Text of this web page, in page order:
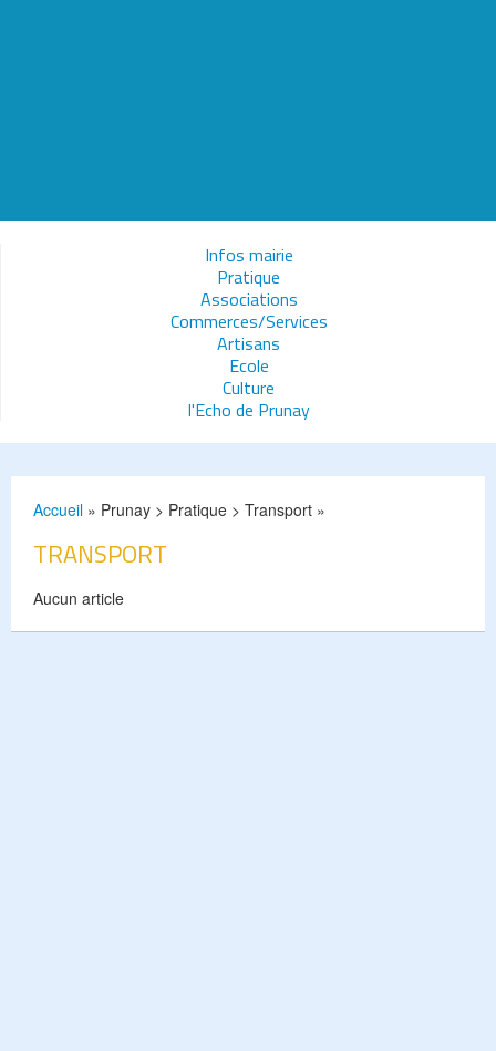
Infos mairie
Pratique
Associations
Commerces/Services
Artisans
Ecole
Culture
l'Echo de Prunay
Accueil » Prunay > Pratique > Transport »
TRANSPORT
Aucun article